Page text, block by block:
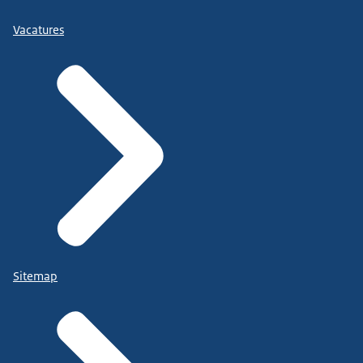
Vacatures
Sitemap